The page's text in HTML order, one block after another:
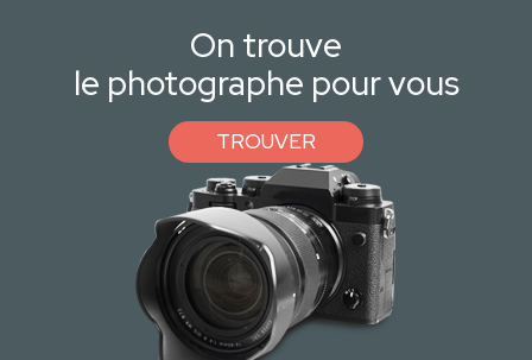
On trouve
le photographe pour vous
TROUVER